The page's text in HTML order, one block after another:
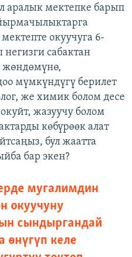
аралык мектепке барып
окуучуга 6-
сабактан
жөндөмүнө,
мүмкүндүгү берилет
же химик болом десе
жазуучу болом
көбүрөөк алат
бул жаатта
бар экен?
мугалимдин
окуучуну
сындыргандай
өнүгүп келе